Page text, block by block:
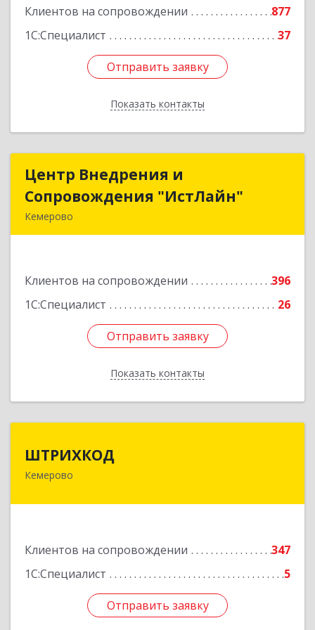
Клиентов на сопровождении
877
1С:Специалист
37
Отправить заявку
Показать контакты
Отправить заявку
Назад
Центр Внедрения и
Сопровождения "ИстЛайн"
Кемерово
Клиентов на сопровождении
396
1С:Специалист
26
Отправить заявку
Показать контакты
Центр Внедрения и
Сопровождения "ИстЛайн"
Подробнее
Отправить заявку
Назад
ШТРИХКОД
Кемерово
Клиентов на сопровождении
347
1С:Специалист
5
Отправить заявку
650043, Кемеровская область - Кузбасс обл,
Отправить заявку